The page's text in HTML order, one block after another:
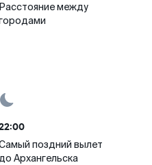
Расстояние между
поздний вылет
Архангельска